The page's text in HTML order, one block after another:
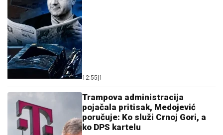
12:55 1
Trampova administracija
pojačala pritisak, Medojević
poručuje: Ko služi Crnoj Gori, a
ko DPS kartelu